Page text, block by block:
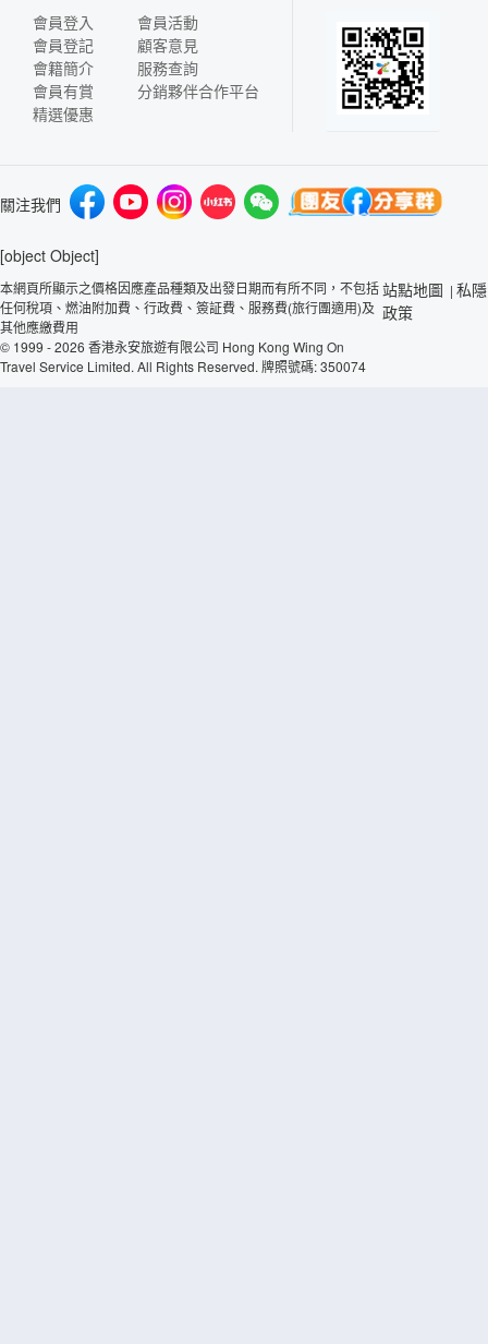
會員登入
會員登記
會籍簡介
會員有賞
精選優惠
會員活動
顧客意見
服務查詢
分銷夥伴合作平台
關注我們
[object Object]
本網頁所顯示之價格因應產品種類及出發日期而有所不同，不包括
任何稅項、燃油附加費、行政費、簽証費、服務費(旅行團適用)及
其他應繳費用
© 1999 - 2026 香港永安旅遊有限公司 Hong Kong Wing On
Travel Service Limited. All Rights Reserved. 牌照號碼: 350074
站點地圖 | 私隱
政策